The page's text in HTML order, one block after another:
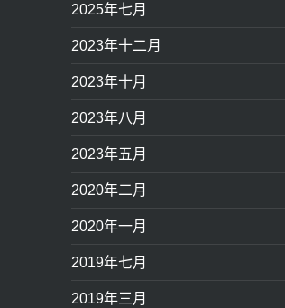
2025年七月
2023年十二月
2023年十月
2023年八月
2023年五月
2020年二月
2020年一月
2019年七月
2019年三月